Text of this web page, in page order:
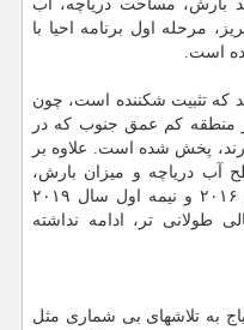
بارش، مساحت دریاچه، آب
مرحله اول برنامه احیا با
است.
که تثبیت شکننده است، چون
منطقه کم عمق جنوب که در
پخش شده است. علاوه بر
آب دریاچه و میزان بارش،
مرحله بهبودی مشاهده شده در سال ۲۰۱۶ و نیمه اول سال ۲۰۱۹
طولانی تر، ادامه نداشته
به تلاشهای بی شماری مثل